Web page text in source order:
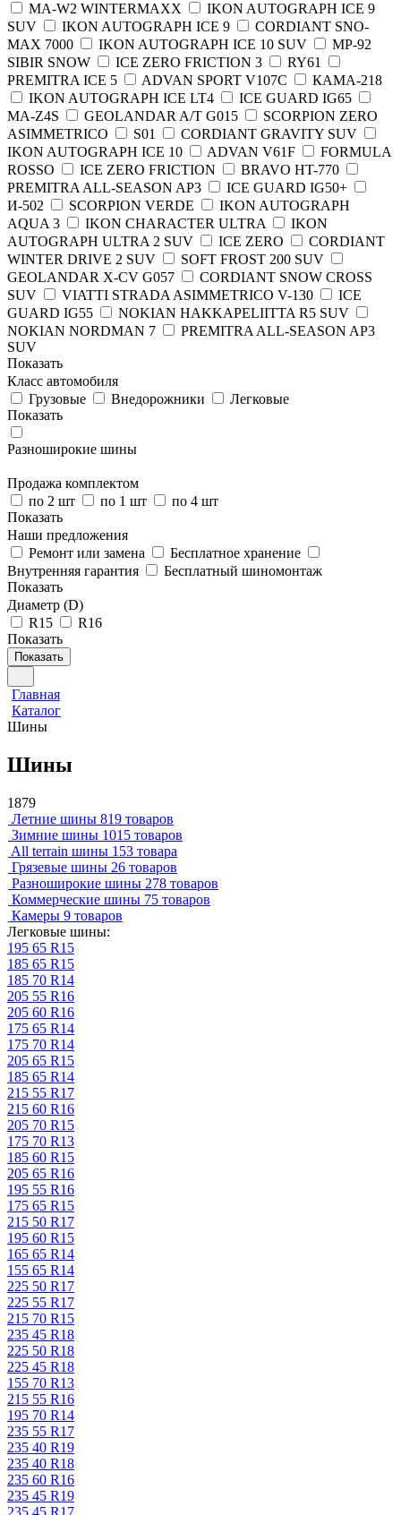
MA-W2 WINTERMAXX
IKON AUTOGRAPH ICE 9
SUV
IKON AUTOGRAPH ICE 9
CORDIANT SNO-
MAX 7000
IKON AUTOGRAPH ICE 10 SUV
MP-92
SIBIR SNOW
ICE ZERO FRICTION 3
RY61
PREMITRA ICE 5
ADVAN SPORT V107C
КАМА-218
IKON AUTOGRAPH ICE LT4
ICE GUARD IG65
MA-Z4S
GEOLANDAR A/T G015
SCORPION ZERO
ASIMMETRICO
S01
CORDIANT GRAVITY SUV
IKON AUTOGRAPH ICE 10
ADVAN V61F
FORMULA
ROSSO
ICE ZERO FRICTION
BRAVO HT-770
PREMITRA ALL-SEASON AP3
ICE GUARD IG50+
И-502
SCORPION VERDE
IKON AUTOGRAPH
AQUA 3
IKON CHARACTER ULTRA
IKON
AUTOGRAPH ULTRA 2 SUV
ICE ZERO
CORDIANT
WINTER DRIVE 2 SUV
SOFT FROST 200 SUV
GEOLANDAR X-CV G057
CORDIANT SNOW CROSS
SUV
VIATTI STRADA ASIMMETRICO V-130
ICE
GUARD IG55
NOKIAN HAKKAPELIITTA R5 SUV
NOKIAN NORDMAN 7
PREMITRA ALL-SEASON AP3
SUV
Показать
Класс автомобиля
Грузовые
Внедорожники
Легковые
Показать
Разноширокие шины
Продажа комплектом
по 2 шт
по 1 шт
по 4 шт
Показать
Наши предложения
Ремонт или замена
Бесплатное хранение
Внутренняя гарантия
Бесплатный шиномонтаж
Показать
Диаметр (D)
R15
R16
Показать
Показать
Главная
Каталог
Шины
Шины
1879
Летние шины 819 товаров
Зимние шины 1015 товаров
All terrain шины 153 товара
Грязевые шины 26 товаров
Разноширокие шины 278 товаров
Коммерческие шины 75 товаров
Камеры 9 товаров
Легковые шины:
195 65 R15
185 65 R15
185 70 R14
205 55 R16
205 60 R16
175 65 R14
175 70 R14
205 65 R15
185 65 R14
215 55 R17
215 60 R16
205 70 R15
175 70 R13
185 60 R15
205 65 R16
195 55 R16
175 65 R15
215 50 R17
195 60 R15
165 65 R14
155 65 R14
225 50 R17
225 55 R17
215 70 R15
235 45 R18
225 50 R18
225 45 R18
155 70 R13
215 55 R16
195 70 R14
235 55 R17
235 40 R19
235 40 R18
235 60 R16
235 45 R19
235 45 R17